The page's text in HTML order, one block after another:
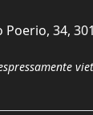
34,